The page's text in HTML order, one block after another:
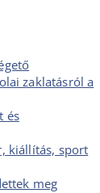
zaklatásról a
és
kiállítás, sport
meg